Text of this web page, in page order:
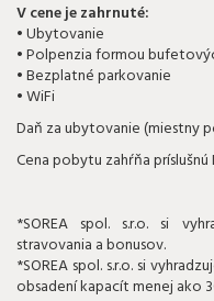
V cene je zahrnuté:
• Ubytovanie
• Polpenzia formou
• Bezplatné parkovanie
• WiFi
Daň za ubytovanie (miestny
Cena pobytu zahŕňa príslušnú
*SOREA spol. s.r.o. si
stravovania a bonusov.
*SOREA spol. s.r.o. si
obsadení kapacít menej ako